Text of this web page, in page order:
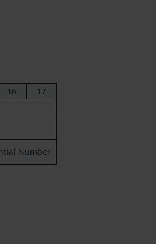
16
17
Number